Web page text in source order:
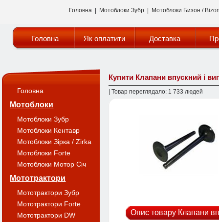
Головна Мотоблоки Зубр Мотоблоки Бизон /
Головна Як оплатити Доставка
Головна
Мотоблоки
Мотоблоки Зубр
Мотоблоки Кентавр
Мотоблоки Зірка / Zirka
Мотоблоки Forte
Мотоблоки Мотор Січ
Мототрактори
Мототрактори Зубр
Мототрактори Forte
Мототрактори DW
Купити Клапани впускний і
| Товар переглядало: 1 733 людей
Опис товару Клапани